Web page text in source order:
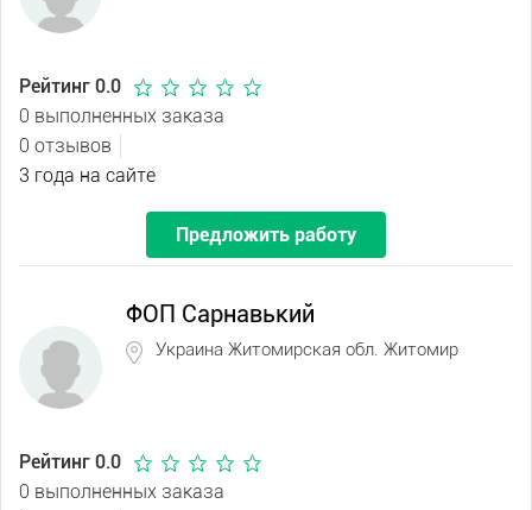
Рейтинг 0.0
0 выполненных заказа
0 отзывов
3 года на сайте
Предложить работу
ФОП Сарнавький
Украина Житомирская обл. Житомир
Рейтинг 0.0
0 выполненных заказа